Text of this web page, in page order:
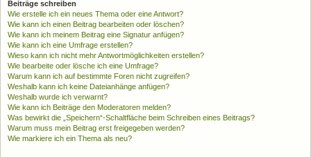
Beiträge schreiben
Wie erstelle ich ein neues Thema oder eine Antwort?
Wie kann ich einen Beitrag bearbeiten oder löschen?
Wie kann ich meinem Beitrag eine Signatur anfügen?
Wie kann ich eine Umfrage erstellen?
Wieso kann ich nicht mehr Antwortmöglichkeiten erstellen?
Wie bearbeite oder lösche ich eine Umfrage?
Warum kann ich auf bestimmte Foren nicht zugreifen?
Weshalb kann ich keine Dateianhänge anfügen?
Weshalb wurde ich verwarnt?
Wie kann ich Beiträge den Moderatoren melden?
Was bewirkt die „Speichern“-Schaltfläche beim Schreiben eines Beitrags?
Warum muss mein Beitrag erst freigegeben werden?
Wie markiere ich ein Thema als neu?